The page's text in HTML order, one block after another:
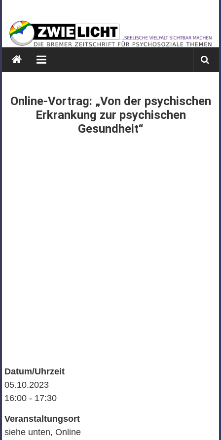
springen
ZWIELICHT
BREMEN
DIE
PSYCHOSOZIALE
Online-Vortrag: „Von der psychischen
Erkrankung zur psychischen
Gesundheit“
Datum/Uhrzeit
05.10.2023
16:00 - 17:30
Veranstaltungsort
siehe unten, Online